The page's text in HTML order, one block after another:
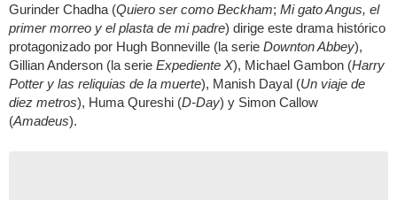
Gurinder Chadha (Quiero ser como Beckham; Mi gato Angus, el
primer morreo y el plasta de mi padre) dirige este drama histórico
protagonizado por Hugh Bonneville (la serie Downton Abbey),
Gillian Anderson (la serie Expediente X), Michael Gambon (Harry
Potter y las reliquias de la muerte), Manish Dayal (Un viaje de
diez metros), Huma Qureshi (D-Day) y Simon Callow
(Amadeus).